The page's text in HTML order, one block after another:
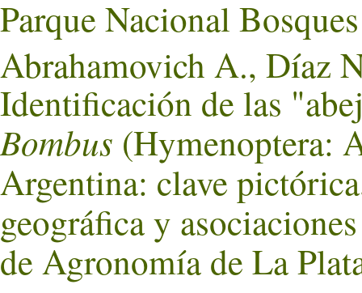
Parque Nacional
Abrahamovich A., Díaz
Identificación de las
Bombus (Hymenoptera:
Argentina: clave
geográfica y
de Agronomía de La